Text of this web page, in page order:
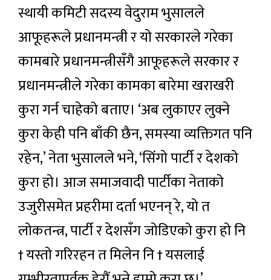
स्थायी कमिटी सदस्य वेदुराम भुसालले
आफूहरूले प्रधानमन्त्री र यो सरकारले गरेका
कामबारे प्रधानमन्त्रीसँगै आफूहरूले सरकार र
प्रधानमन्त्रीले गरेका कामका बारेमा खराखरी
कुरा गर्न चाहेको बताए। ‘अब लुकाएर लुक्ने
कुरा केही पनि बाँकी छैन, समस्या व्यक्तिगत पनि
रहेन,’ नेता भुसालले भने, ‘सिंगो पार्टी र देशको
कुरा हो। आज समाजवादी पार्टीका नेताको
उजुरीसमेत प्रहरीमा दर्ता भएनन् रे, यो त
लोकतन्त्र, पार्टी र देशसँग जोडिएको कुरा हो नि
† यस्तो गरिरहन त मिलेन नि † यसलाई